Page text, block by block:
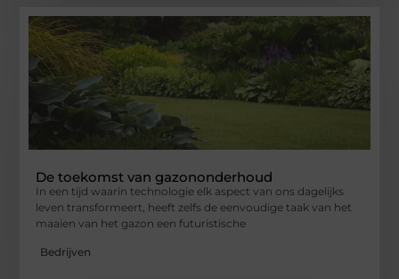
De toekomst van gazononderhoud
In een tijd waarin technologie elk aspect van ons dagelijks
leven transformeert, heeft zelfs de eenvoudige taak van het
maaien van het gazon een futuristische
Bedrijven